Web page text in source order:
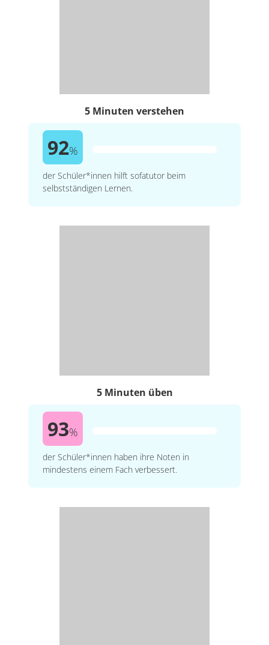
5 Minuten verstehen
92%
der Schüler*innen hilft sofatutor beim
selbstständigen Lernen.
5 Minuten üben
93%
der Schüler*innen haben ihre Noten in
mindestens einem Fach verbessert.